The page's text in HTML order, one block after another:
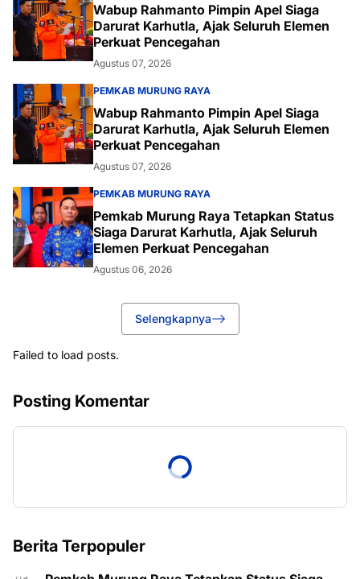
Wabup Rahmanto Pimpin Apel Siaga
Darurat Karhutla, Ajak Seluruh Elemen
Perkuat Pencegahan
Agustus 07, 2026
PEMKAB MURUNG RAYA
Wabup Rahmanto Pimpin Apel Siaga
Darurat Karhutla, Ajak Seluruh Elemen
Perkuat Pencegahan
Agustus 07, 2026
PEMKAB MURUNG RAYA
Pemkab Murung Raya Tetapkan Status
Siaga Darurat Karhutla, Ajak Seluruh
Elemen Perkuat Pencegahan
Agustus 06, 2026
Selengkapnya
Failed to load posts.
Posting Komentar
Berita Terpopuler